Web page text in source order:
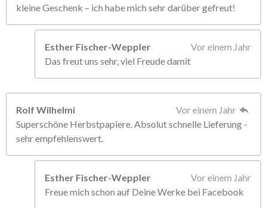
kleine Geschenk – ich habe mich sehr darüber gefreut!
Esther Fischer-Weppler
Vor einem Jahr
Das freut uns sehr, viel Freude damit
Rolf Wilhelmi
Vor einem Jahr
Superschöne Herbstpapiere. Absolut schnelle Lieferung -
sehr empfehlenswert.
Esther Fischer-Weppler
Vor einem Jahr
Freue mich schon auf Deine Werke bei Facebook